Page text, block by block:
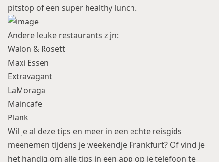
pitstop of een super healthy lunch.
Andere leuke restaurants zijn:
Walon & Rosetti
Maxi Essen
Extravagant
LaMoraga
Maincafe
Plank
Wil je al deze tips en meer in een echte reisgids
meenemen tijdens je weekendje Frankfurt? Of vind je
het handig om alle tips in een app op je telefoon te